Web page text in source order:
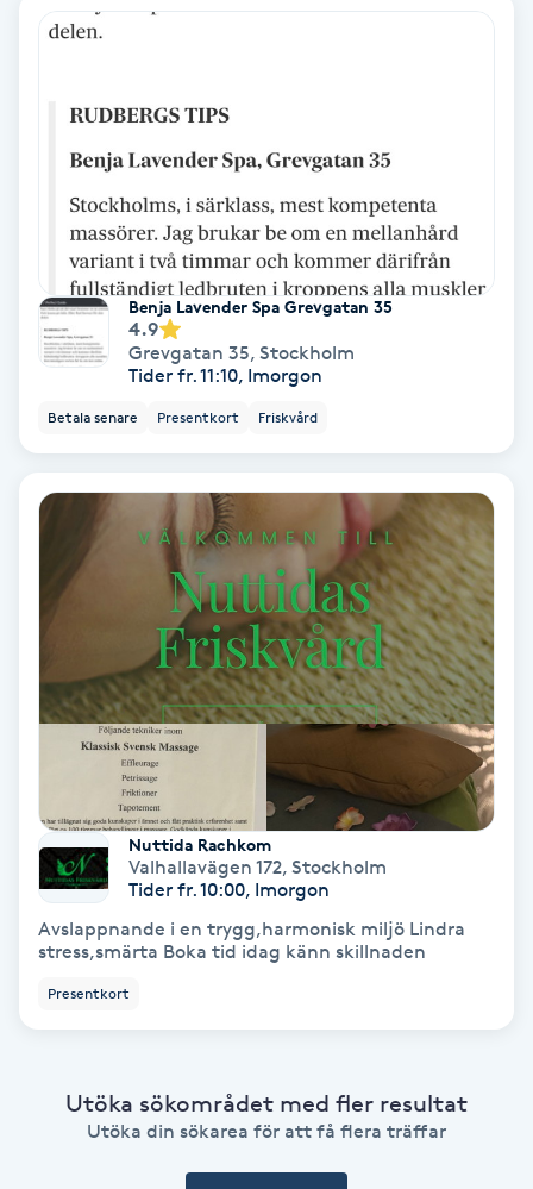
Brynformning
Brynplockning
Bröllopsuppsättning
Celluliter
Color correction
Cryoterapi
Damklippning
Dermapen
Diamantslipning
Enzympeeling
Face framing
Benja Lavender Spa Grevgatan 35
4.9
Grevgatan 35, Stockholm
Tider fr. 11:10, Imorgon
Betala senare Presentkort Friskvård
Nuttida Rachkom
Valhallavägen 172, Stockholm
Tider fr. 10:00, Imorgon
Avslappnande i en trygg,harmonisk miljö Lindra
stress,smärta Boka tid idag känn skillnaden
Presentkort
Utöka sökområdet med fler resultat
Utöka din sökarea för att få flera träffar